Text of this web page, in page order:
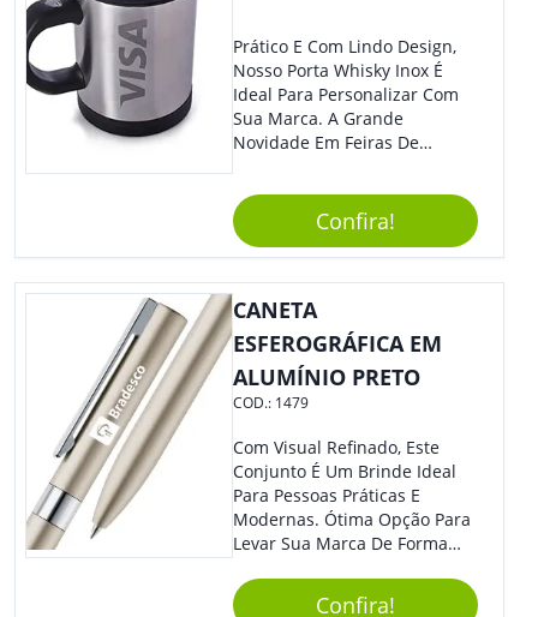
Prático E Com Lindo Design,
Nosso Porta Whisky Inox É
Ideal Para Personalizar Com
Sua Marca. A Grande
Novidade Em Feiras De
Corporativos Será Esse
Incrível Brinde, Trazendo
Ainda Mais Destaque Para
Sua Empresa.
Confira!
CANETA
ESFEROGRÁFICA EM
ALUMÍNIO PRETO
COD.: 1479
Com Visual Refinado, Este
Conjunto É Um Brinde Ideal
Para Pessoas Práticas E
Modernas. Ótima Opção Para
Levar Sua Marca De Forma
Sua Empresa Em Eventos,
Confira!